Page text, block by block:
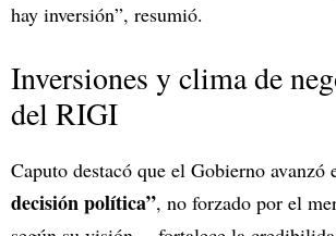
hay inversión”, resumió.
Inversiones y clima de
del RIGI
Caputo destacó que el Gobierno avanzó
decisión política”, no forzado por el